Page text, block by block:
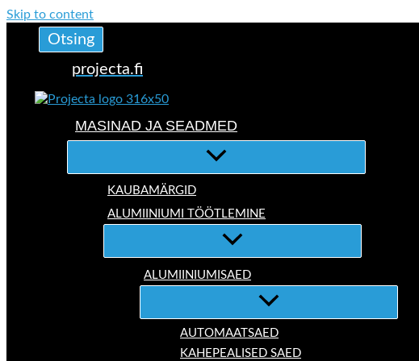
Skip to content
Otsing
projecta.fi
MASINAD JA SEADMED
KAUBAMÄRGID
ALUMIINIUMI TÖÖTLEMINE
ALUMIINIUMISAED
AUTOMAATSAED
KAHEPEALISED SAED